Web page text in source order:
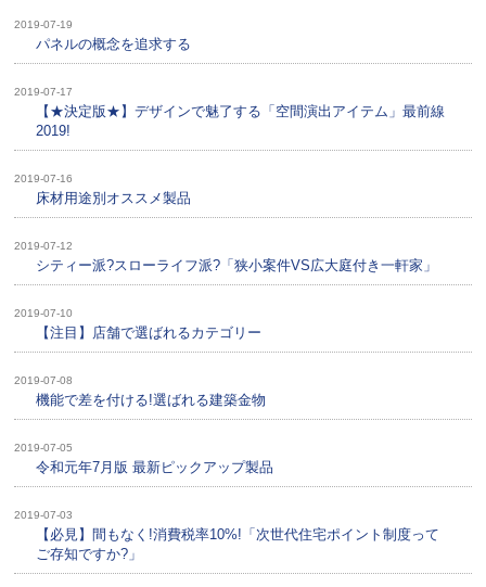
2019-07-19
パネルの概念を追求する
2019-07-17
【★決定版★】デザインで魅了する「空間演出アイテム」最前線
2019!
2019-07-16
床材用途別オススメ製品
2019-07-12
シティー派?スローライフ派?「狭小案件VS広大庭付き一軒家」
2019-07-10
【注目】店舗で選ばれるカテゴリー
2019-07-08
機能で差を付ける!選ばれる建築金物
2019-07-05
令和元年7月版 最新ピックアップ製品
2019-07-03
【必見】間もなく!消費税率10%!「次世代住宅ポイント制度って
ご存知ですか?」